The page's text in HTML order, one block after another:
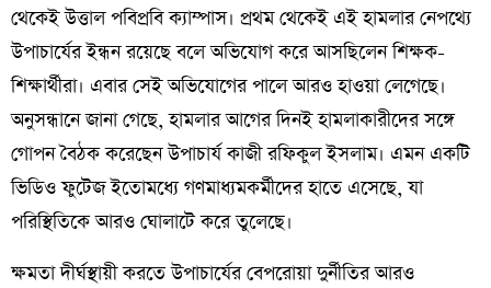
থেকেই উত্তাল পবিপ্রবি ক্যাম্পাস। প্রথম থেকেই এই হামলার নেপথ্যে
উপাচার্যের ইন্ধন রয়েছে বলে অভিযোগ করে আসছিলেন শিক্ষক-
শিক্ষার্থীরা। এবার সেই অভিযোগের পালে আরও হাওয়া লেগেছে।
অনুসন্ধানে জানা গেছে, হামলার আগের দিনই হামলাকারীদের সঙ্গে
গোপন বৈঠক করেছেন উপাচার্য কাজী রফিকুল ইসলাম। এমন একটি
ভিডিও ফুটেজ ইতোমধ্যে গণমাধ্যমকর্মীদের হাতে এসেছে, যা
পরিস্থিতিকে আরও ঘোলাটে করে তুলেছে।
​ক্ষমতা দীর্ঘস্থায়ী করতে উপাচার্যের বেপরোয়া দুর্নীতির আরও